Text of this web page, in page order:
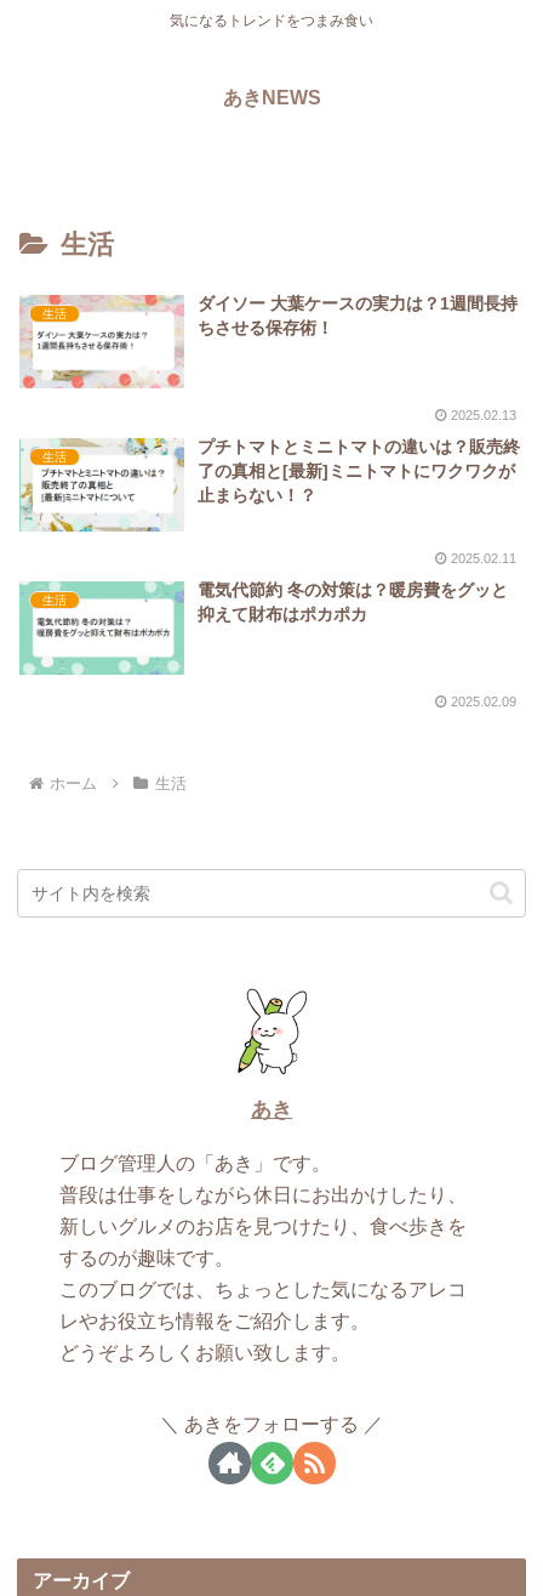
気になるトレンドをつまみ食い
あきNEWS
生活
生活
ダイソー 大葉ケースの実力は？1週間長持
ちさせる保存術！
2025.02.13
生活
プチトマトとミニトマトの違いは？販売終
了の真相と[最新]ミニトマトにワクワクが
止まらない！？
2025.02.11
生活
電気代節約 冬の対策は？暖房費をグッと
抑えて財布はポカポカ
2025.02.09
ホーム 生活
あき
ブログ管理人の「あき」です。
普段は仕事をしながら休日にお出かけしたり、
新しいグルメのお店を見つけたり、食べ歩きを
するのが趣味です。
このブログでは、ちょっとした気になるアレコ
レやお役立ち情報をご紹介します。
どうぞよろしくお願い致します。
あきをフォローする
アーカイブ